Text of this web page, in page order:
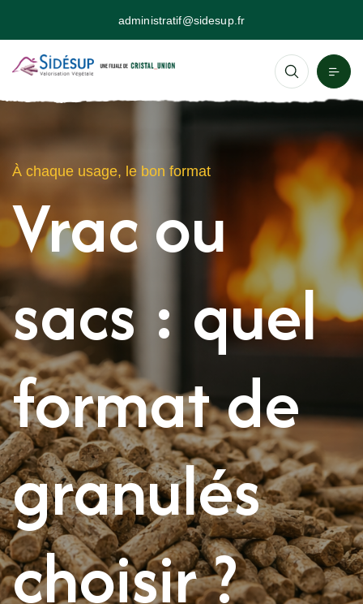
administratif@sidesup.fr
À chaque usage, le bon format
Vrac ou
sacs : quel
format de
granulés
choisir ?